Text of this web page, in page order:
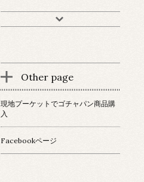
Other page
現地プーケットでゴチャパン商品購
入
Facebookページ